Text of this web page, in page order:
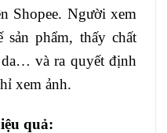
Shopee. Người xem
phẩm, thấy chất
và ra quyết định
xem ảnh.
quả: